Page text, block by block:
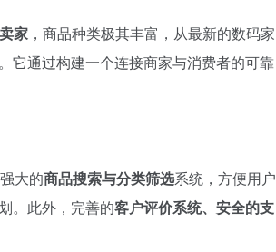
家 ，商品种类极其丰富，从最新的数码家
它通过构建一个连接商家与消费者的可靠
大的商品搜索与分类筛选系统，方便用户
。此外，完善的客户评价系统、安全的支